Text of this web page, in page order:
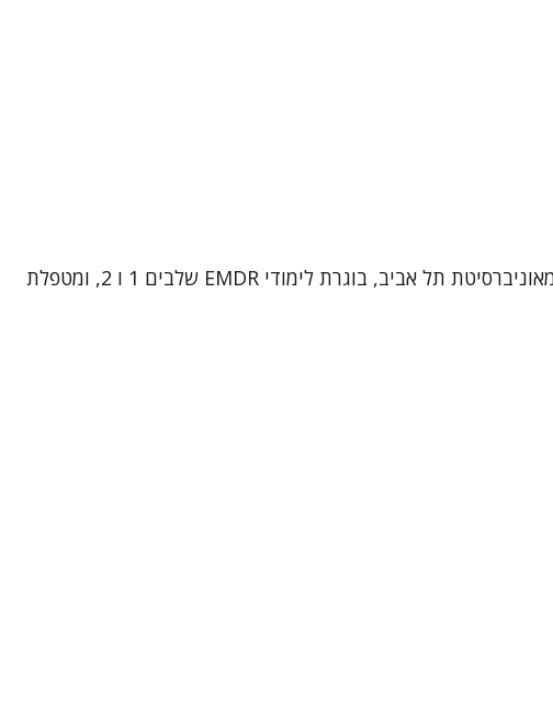
שמי אפרת כפיר יהנה, אני עובדת סוציאלית MSW, ומטפלת EMDR . אני בעלת תואר ראשון ושני בעבודה סוציאלית מאוניברסיטת תל אביב, בוגרת לימודי EMDR שלבים 1 ו 2, ומטפלת